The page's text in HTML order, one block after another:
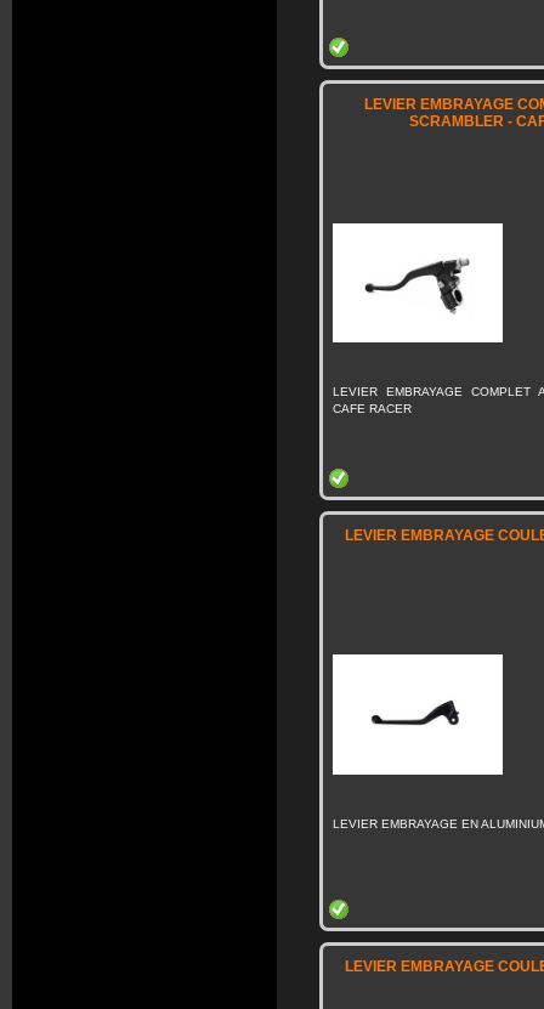
LEVIER EMBRAYAGE
SCRAMBLER -
LEVIER EMBRAYAGE COMPLET
CAFE RACER
LEVIER EMBRAYAGE
LEVIER EMBRAYAGE EN
LEVIER EMBRAYAGE